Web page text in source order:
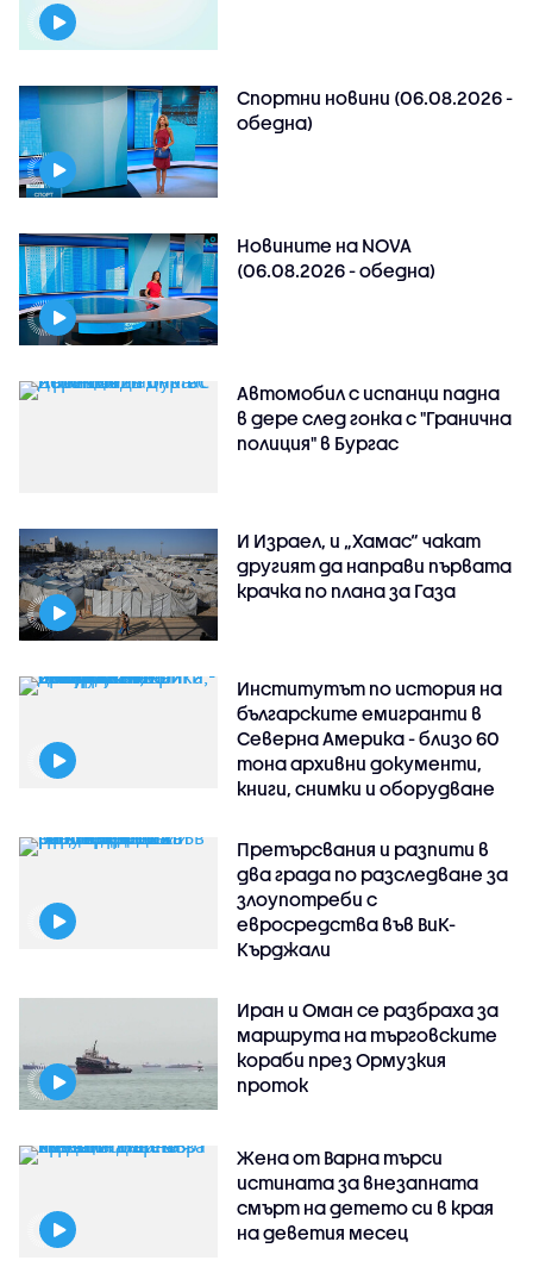
Спортни новини (06.08.2026 -
обедна)
Новините на NOVA
(06.08.2026 - обедна)
Автомобил с испанци падна
в дере след гонка с "Гранична
полиция" в Бургас
И Израел, и „Хамас“ чакат
другият да направи първата
крачка по плана за Газа
Институтът по история на
българските емигранти в
Северна Америка - близо 60
тона архивни документи,
книги, снимки и оборудване
Претърсвания и разпити в
два града по разследване за
злоупотреби с
евросредства във ВиК-
Кърджали
Иран и Оман се разбраха за
маршрута на търговските
кораби през Ормузкия
проток
Жена от Варна търси
истината за внезапната
смърт на детето си в края
на деветия месец